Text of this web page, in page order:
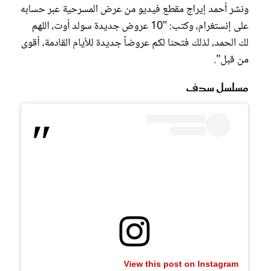
ونشر أحمد إيراج مقطع فيديو من عرض المسرحية عبر حسابه
على إنستغرام، وكتب: "10 عروض جديدة سولد أوت، اللهم
لك الحمد، لذلك فتحنا لكم عروضاً جديدة للأيام القادمة، أقوى
من قبل".
مسلسل سدف
View this post on Instagram